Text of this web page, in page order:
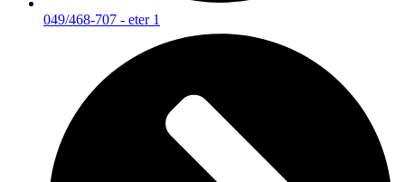
049/468-707 - eter 1